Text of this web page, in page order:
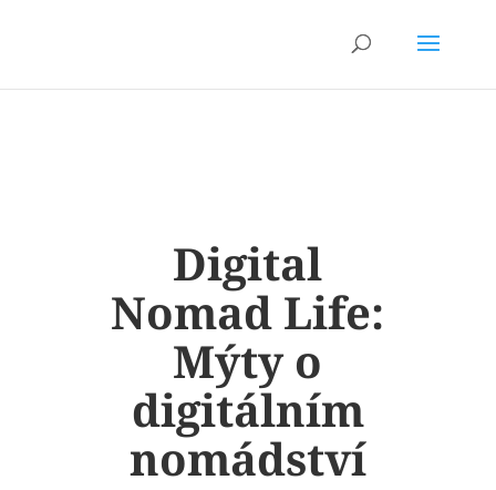
Digital
Nomad Life:
Mýty o
digitálním
nomádství